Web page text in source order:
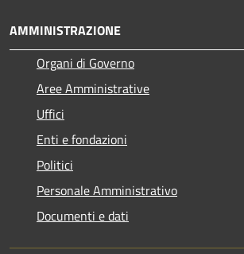
AMMINISTRAZIONE
Organi di Governo
Aree Amministrative
Uffici
Enti e fondazioni
Politici
Personale Amministrativo
Documenti e dati